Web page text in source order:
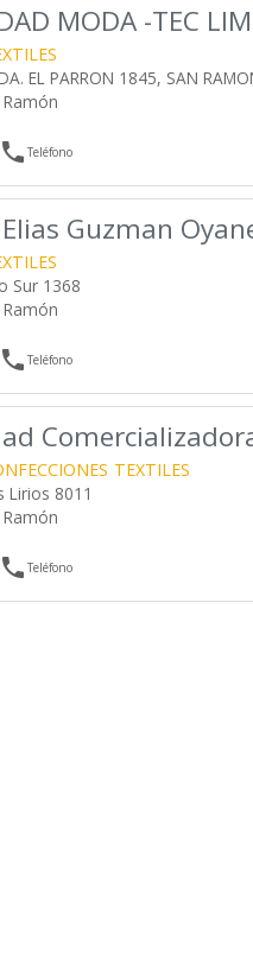
MODA -TEC
EL PARRON 1845, SAN
Ramón
Teléfono
Guzman
Sur 1368
Ramón
Teléfono
TEXTILES
Lirios 8011
Ramón
Teléfono